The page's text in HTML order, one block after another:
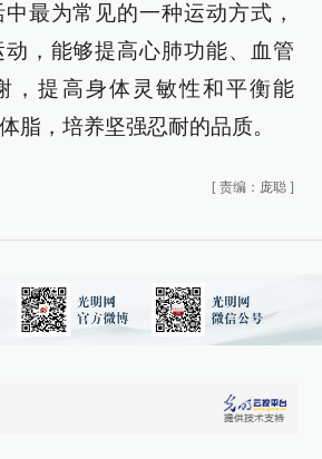
最为常见的一种运动方式，
，能够提高心肺功能、血管
，提高身体灵敏性和平衡能
脂，培养坚强忍耐的品质。
[ 责编：庞聪 ]